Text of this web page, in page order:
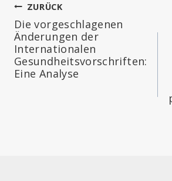
Beitragsnavigation
ZURÜCK
Die vorgeschlagenen
Änderungen der
Internationalen
Gesundheitsvorschriften:
Eine Analyse